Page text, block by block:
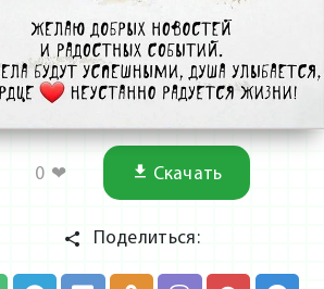
0 ❤ Скачать
Поделиться: